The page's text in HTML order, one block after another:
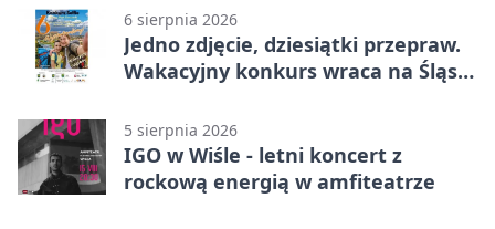
6 sierpnia 2026
Jedno zdjęcie, dziesiątki przepraw.
Wakacyjny konkurs wraca na Śląsk
5 sierpnia 2026
IGO w Wiśle - letni koncert z
rockową energią w amfiteatrze